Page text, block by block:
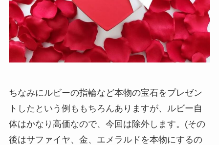
ちなみにルビーの指輪など本物の宝石をプレゼン
トしたという例ももちろんありますが、ルビー自
体はかなり高価なので、今回は除外します。(その
後はサファイヤ、金、エメラルドを本物にするの